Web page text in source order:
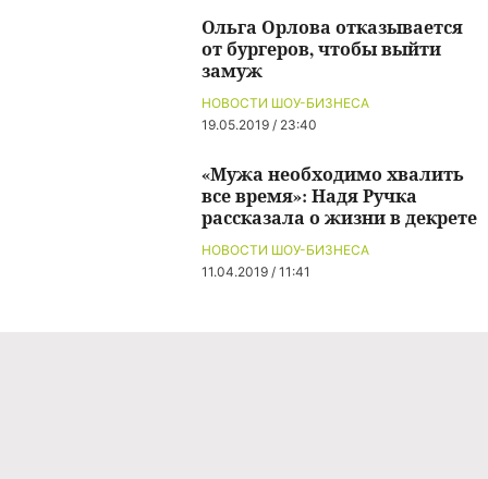
НОВОСТИ ШОУ-БИЗНЕСА
19.05.2019 / 23:40
Ольга Орлова отказывается
от бургеров, чтобы выйти
замуж
НОВОСТИ ШОУ-БИЗНЕСА
11.04.2019 / 11:41
«Мужа необходимо хвалить
все время»: Надя Ручка
рассказала о жизни в декрете